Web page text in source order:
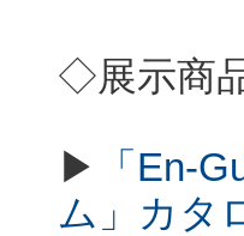
◇展示商
▶
「En-
ム」カタ